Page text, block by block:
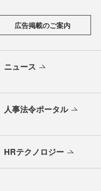
広告掲載のご案内
ニュース
人事法令ポータル
HRテクノロジー